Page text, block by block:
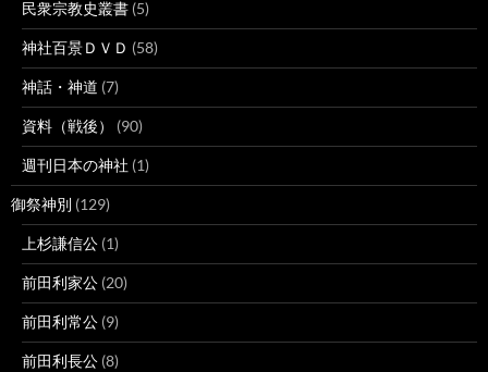
民衆宗教史叢書 (5)
神社百景ＤＶＤ (58)
神話・神道 (7)
資料（戦後） (90)
週刊日本の神社 (1)
御祭神別 (129)
上杉謙信公 (1)
前田利家公 (20)
前田利常公 (9)
前田利長公 (8)